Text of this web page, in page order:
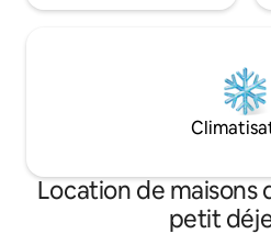
Location de maisons
petit